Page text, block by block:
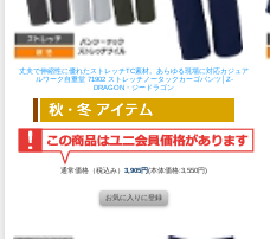
丈夫で伸縮性に優れたストレッチTC素材。あらゆる現場に対応カジュア
ルワーク 自重堂 71902 ストレッチノータックカーゴパンツ│Z-
DRAGON・ジードラゴン
通常価格（税込み）3,905円(本体価格:3,550円)